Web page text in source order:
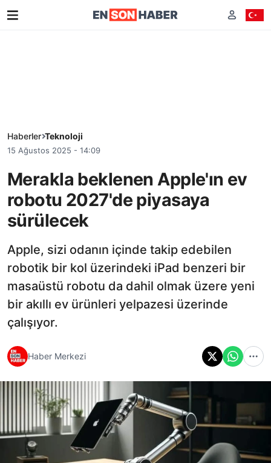
Haberler Teknoloji
15 Ağustos 2025 - 14:09
Merakla beklenen Apple'ın ev
robotu 2027'de piyasaya
sürülecek
Apple, sizi odanın içinde takip edebilen
robotik bir kol üzerindeki iPad benzeri bir
masaüstü robotu da dahil olmak üzere yeni
bir akıllı ev ürünleri yelpazesi üzerinde
çalışıyor.
Haber Merkezi